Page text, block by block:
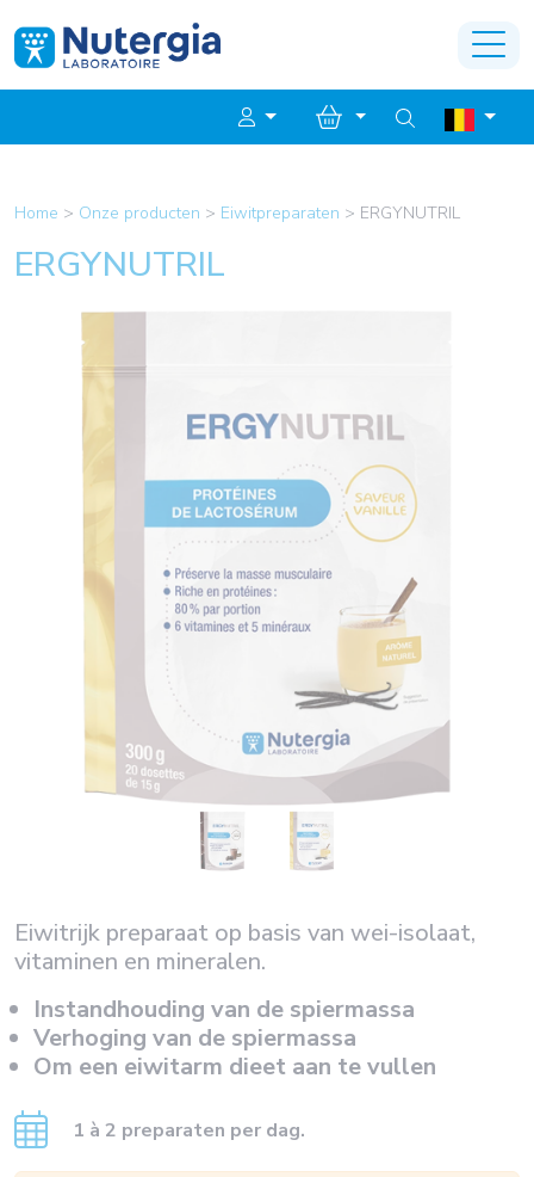
Home > Onze producten > Eiwitpreparaten > ERGYNUTRIL
ERGYNUTRIL
Eiwitrijk preparaat op basis van wei-isolaat,
vitaminen en mineralen.
Instandhouding van de spiermassa
Verhoging van de spiermassa
Om een eiwitarm dieet aan te vullen
1 à 2 preparaten per dag.